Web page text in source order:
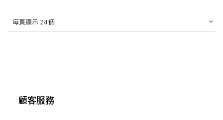
每頁顯示 24 個
顧客服務